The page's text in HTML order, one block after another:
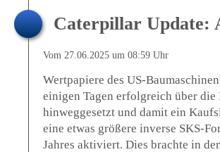
Caterpillar Update:
Vom 27.06.2025 um 08:59 Uhr
Wertpapiere des US-
einigen Tagen erfolgreich über
hinweggesetzt und damit ein
eine etwas größere inverse SKS-
Jahres aktiviert. Dies brachte in